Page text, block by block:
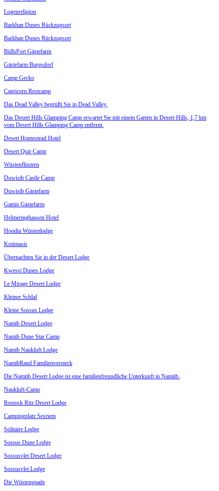
Logenreligion
Barkhan Dunes Rückzugsort
Barkhan Dunes Rückzugsort
BüllsPort Gästefarm
Gästefarm Burgsdorf
Camp Gecko
Capricorn Restcamp
Das Dead Valley begrüßt Sie in Dead Valley.
Das Desert Hills Glamping Camp erwartet Sie mit einem Garten in Desert Hills, 1,7 km
vom Desert Hills Glamping Camp entfernt.
Desert Homestead Hotel
Desert Quir Camp
Wüstenflüstern
Duwisib Castle Camp
Duwisib Gästefarm
Gamis Gästefarm
Helmeringhausen Hotel
Hoodia Wüstenlodge
Koiimasis
Übernachten Sie in der Desert Lodge
Kwessi Dunes Lodge
Le Mirage Desert Lodge
Kleiner Schlaf
Kleine Sossus Lodge
Namib Desert Lodge
Namib Dune Star Camp
Namib Naukluft Lodge
NamibRand Familienversteck
Die Namtib Desert Lodge ist eine familienfreundliche Unterkunft in Namtib.
Naukluft-Camp
Rostock Ritz Desert Lodge
Campingplatz Sesriem
Solitaire Lodge
Sossus Dune Lodge
Sossusvlei Desert Lodge
Sossusvlei Lodge
Die Wüstengnade